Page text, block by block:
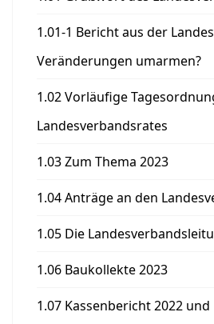
1.01-1 Bericht aus der
Veränderungen umarmen?
1.02 Vorläufige
Landesverbandsrates
1.03 Zum Thema 2023
1.04 Anträge an den
1.05 Die
1.06 Baukollekte 2023
1.07 Kassenbericht 2022